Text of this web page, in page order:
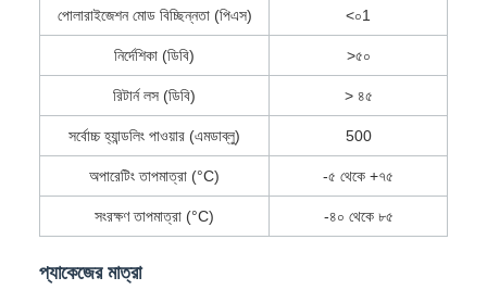
পোলারাইজেশন মোড বিচ্ছিন্নতা (পিএস) <০1
নির্দেশিকা (ডিবি) >৫০
রিটার্ন লস (ডিবি) > ৪৫
সর্বোচ্চ হ্যান্ডলিং পাওয়ার (এমডাব্লু) 500
অপারেটিং তাপমাত্রা (°C) -৫ থেকে +৭৫
সংরক্ষণ তাপমাত্রা (°C) -৪০ থেকে ৮৫
প্যাকেজের মাত্রা